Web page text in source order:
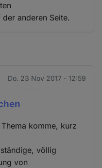
anderen Seite.
Do. 23 Nov 2017 - 12:59
komme, kurz
völlig
von